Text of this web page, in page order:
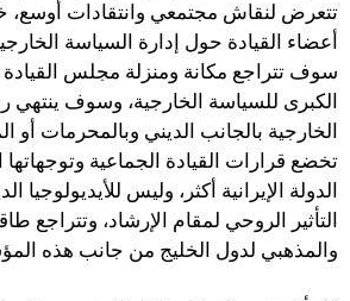
تتعرض لنقاش مجتمعي وانتقادات أوسع،
أعضاء القيادة حول إدارة السياسة
سوف تتراجع مكانة ومنزلة مجلس
الكبرى للسياسة الخارجية، وسوف ينتهي
الخارجية بالجانب الديني وبالمحرمات
تخضع قرارات القيادة الجماعية وتوجهاتها
الدولة الإيرانية أكثر، وليس للأيديولوجيا
التأثير الروحي لمقام الإرشاد، وتتراجع
والمذهبي لدول الخليج من جانب هذه